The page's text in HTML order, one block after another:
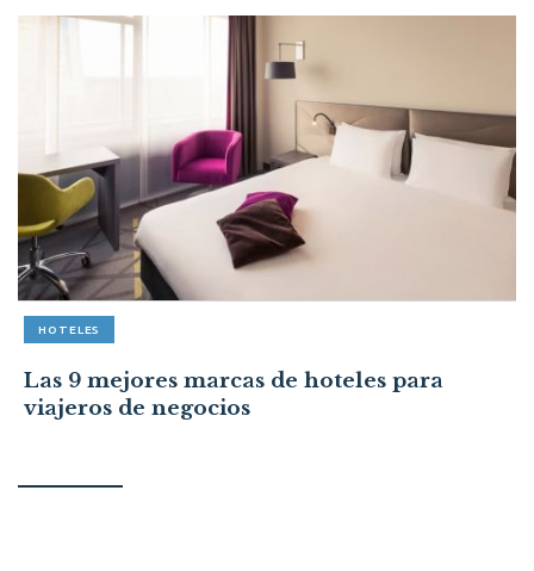
HOTELES
Las 9 mejores marcas de hoteles para
viajeros de negocios